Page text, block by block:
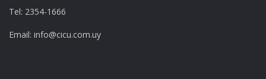
Tel: 2354-1666
Email: info@cicu.com.uy